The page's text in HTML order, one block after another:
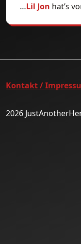
…Lil Jon hat’s
Kontakt /
2026